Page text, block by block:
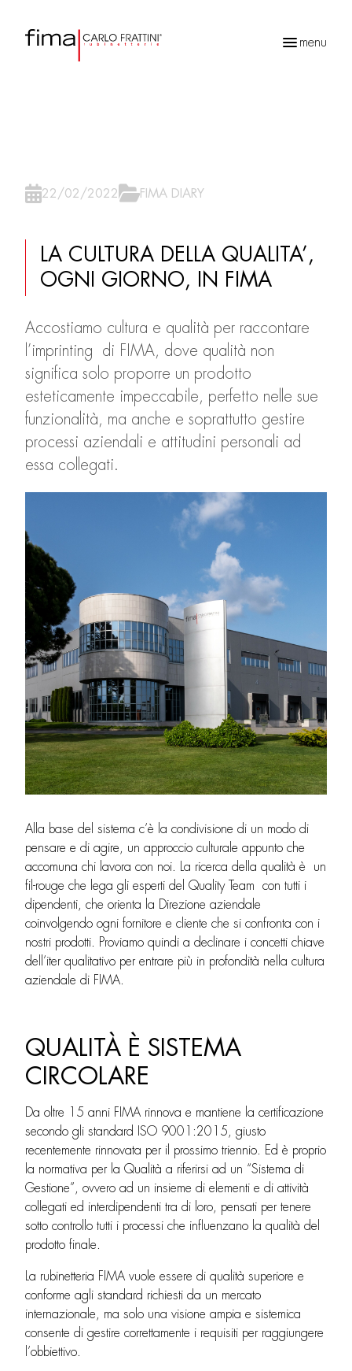
menu
22/02/2022 FIMA DIARY
LA CULTURA DELLA QUALITA’,
OGNI GIORNO, IN FIMA
Accostiamo cultura e qualità per raccontare
l’imprinting di FIMA, dove qualità non
significa solo proporre un prodotto
esteticamente impeccabile, perfetto nelle sue
funzionalità, ma anche e soprattutto gestire
processi aziendali e attitudini personali ad
essa collegati.
Alla base del sistema c’è la condivisione di un modo di
pensare e di agire, un approccio culturale appunto che
accomuna chi lavora con noi. La ricerca della qualità è un
fil-rouge che lega gli esperti del Quality Team con tutti i
dipendenti, che orienta la Direzione aziendale
coinvolgendo ogni fornitore e cliente che si confronta con i
nostri prodotti. Proviamo quindi a declinare i concetti chiave
dell’iter qualitativo per entrare più in profondità nella cultura
aziendale di FIMA.
QUALITÀ È SISTEMA
CIRCOLARE
Da oltre 15 anni FIMA rinnova e mantiene la certificazione
secondo gli standard ISO 9001:2015, giusto
recentemente rinnovata per il prossimo triennio. Ed è proprio
la normativa per la Qualità a riferirsi ad un “Sistema di
Gestione”, ovvero ad un insieme di elementi e di attività
collegati ed interdipendenti tra di loro, pensati per tenere
sotto controllo tutti i processi che influenzano la qualità del
prodotto finale.
La rubinetteria FIMA vuole essere di qualità superiore e
conforme agli standard richiesti da un mercato
internazionale, ma solo una visione ampia e sistemica
consente di gestire correttamente i requisiti per raggiungere
l’obbiettivo.